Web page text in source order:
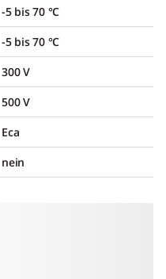
-5 bis 70 °C
-5 bis 70 °C
300 V
500 V
Eca
nein